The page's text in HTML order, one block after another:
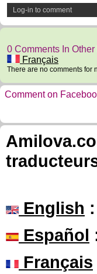
Log-in to comment
0 Comments In
Français
There are no comments for
Comment on
English
Español
Français